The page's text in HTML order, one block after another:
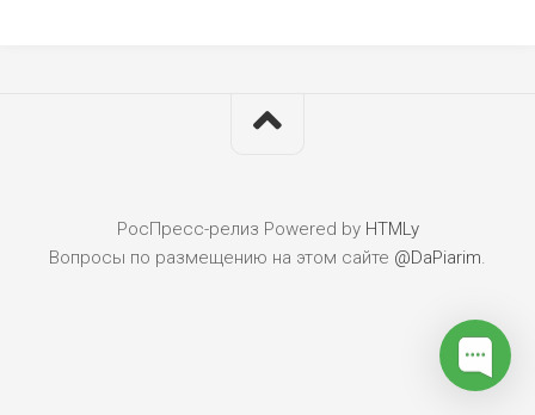
РосПресс-релиз Powered by HTMLy
Вопросы по размещению на этом сайте @DaPiarim.